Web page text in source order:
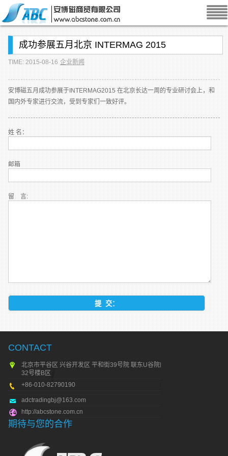
成功参展五月北京 INTERMAG 2015
TIME: 2015-08-16 企业新闻
安博磁五月成功参展于INTERMAG2015 在北京长达一周的专业研讨会上，和
国内外专家进行交流，受到专家们一致好评。
姓 名：
邮箱
留 言:
CONTACT
北京市平谷区 兴谷开发区 平和街39号院 联东U谷院内
32号楼B区
+86-010-82790190
adctradingbj@163.com
http://abcstone.com.cn
期待与您的合作